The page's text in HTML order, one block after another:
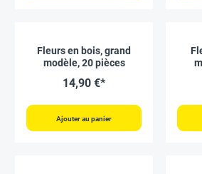
Fleurs en bois, grand
modèle, 20 pièces
14,90 €*
Ajouter au panier